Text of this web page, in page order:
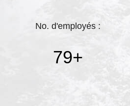
No. d'employés :
80+